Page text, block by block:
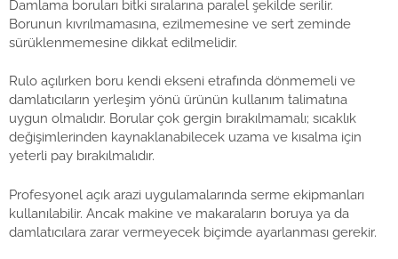
Damlama boruları bitki sıralarına paralel şekilde serilir.
Borunun kıvrılmamasına, ezilmemesine ve sert zeminde
sürüklenmemesine dikkat edilmelidir.
Rulo açılırken boru kendi ekseni etrafında dönmemeli ve
damlatıcıların yerleşim yönü ürünün kullanım talimatına
uygun olmalıdır. Borular çok gergin bırakılmamalı; sıcaklık
değişimlerinden kaynaklanabilecek uzama ve kısalma için
yeterli pay bırakılmalıdır.
Profesyonel açık arazi uygulamalarında serme ekipmanları
kullanılabilir. Ancak makine ve makaraların boruya ya da
damlatıcılara zarar vermeyecek biçimde ayarlanması gerekir.